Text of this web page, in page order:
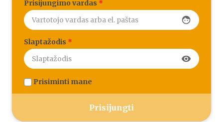
Prisijungimo vardas *
face
Slaptažodis *
visibility
Prisiminti mane